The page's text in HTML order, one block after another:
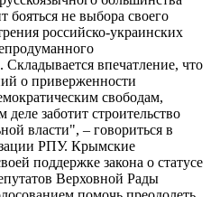
бояться не выбора своего
российско-украинских
впечатление, что
о приверженности
свободам,
заботит строительство
власти", – говориться в
РПУ. Крымские
поддержке закона о статусе
Верховной Рады